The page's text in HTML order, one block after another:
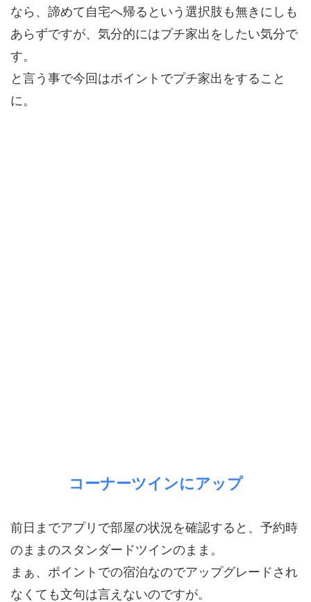
なら、諦めて自宅へ帰るという選択肢も無きにしも
あらずですが、気分的にはプチ家出をしたい気分で
す。
と言う事で今回はポイントでプチ家出をすること
に。
コーナーツインにアップ
前日までアプリで部屋の状況を確認すると、予約時
のままのスタンダードツインのまま。
まぁ、ポイントでの宿泊なのでアップグレードされ
なくても文句は言えないのですが。